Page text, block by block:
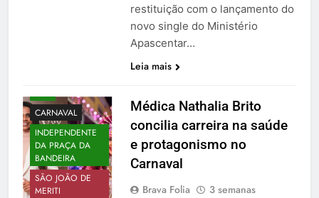
restituição com o lançamento do
novo single do Ministério
Apascentar…
Leia mais
CARNAVAL
INDEPENDENTE
DA PRAÇA DA
BANDEIRA
SÃO JOÃO DE
MERITI
Médica Nathalia Brito
concilia carreira na saúde
e protagonismo no
Carnaval
Brava Folia
3 semanas